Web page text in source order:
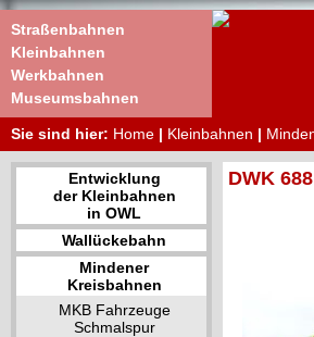
Straßenbahnen
Kleinbahnen
Werkbahnen
Museumsbahnen
Sie sind hier: Home | Kleinbahnen |
Entwicklung
der Kleinbahnen
in OWL
Wallückebahn
Mindener
Kreisbahnen
MKB Fahrzeuge
Schmalspur
DWK